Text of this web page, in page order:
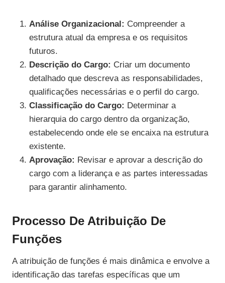
Análise Organizacional: Compreender a
estrutura atual da empresa e os requisitos
futuros.
Descrição do Cargo: Criar um documento
detalhado que descreva as responsabilidades,
qualificações necessárias e o perfil do cargo.
Classificação do Cargo: Determinar a
hierarquia do cargo dentro da organização,
estabelecendo onde ele se encaixa na estrutura
existente.
Aprovação: Revisar e aprovar a descrição do
cargo com a liderança e as partes interessadas
para garantir alinhamento.
Processo De Atribuição De
Funções
A atribuição de funções é mais dinâmica e envolve a
identificação das tarefas específicas que um